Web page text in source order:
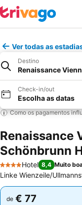
Ver todas as
Destino
Renaissance
Check-in/out
Escolha as datas
Como os pagamentos
Renaissance
Schönbrunn
4 Estrelas
Hotel 8,4 Muito
Linke Wienzeile/
de € 77
de € 77